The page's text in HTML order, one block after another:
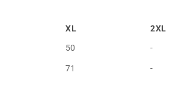
XL
2XL
50
-
71 -